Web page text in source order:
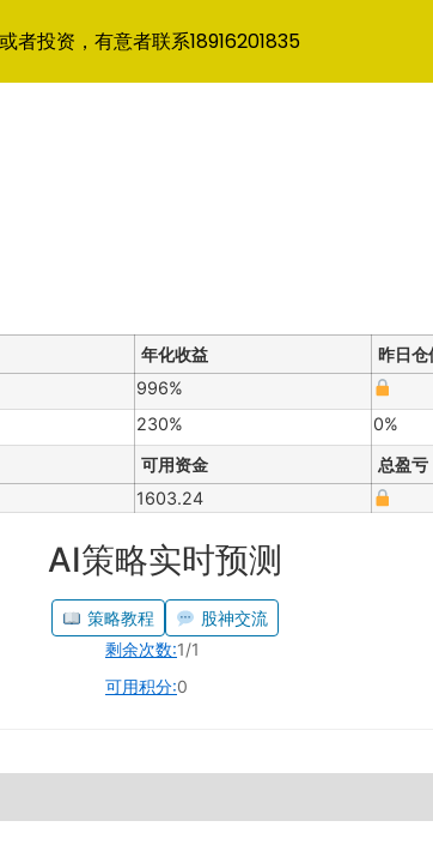
年化收益 昨日仓
996%
230%
0%
可用资金
总盈亏
1603.24
AI策略实时预测
策略教程
股神交流
剩余次数:1/1
可用积分:0
者投资，有意者联系18916201835